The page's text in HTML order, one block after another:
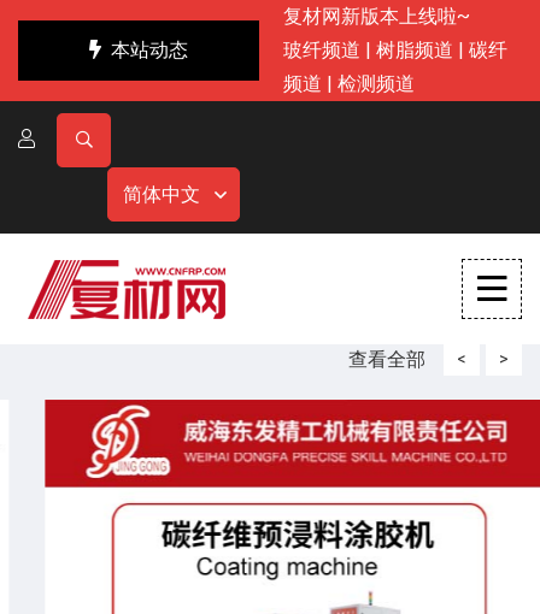
本站动态
复材网新版本上线啦~
玻纤频道 | 树脂频道 | 碳纤
频道 | 检测频道
简体中文
查看全部 < >